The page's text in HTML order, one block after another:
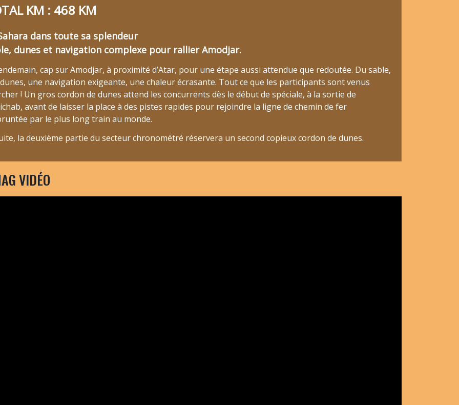
KM : 468 KM
dans toute sa splendeur
dunes et navigation complexe pour rallier Amodjar.
cap sur Amodjar, à proximité d’Atar, pour une étape aussi attendue que redoutée. Du sable,
une navigation exigeante, une chaleur écrasante. Tout ce que les participants sont venus
! Un gros cordon de dunes attend les concurrents dès le début de spéciale, à la sortie de
avant de laisser la place à des pistes rapides pour rejoindre la ligne de chemin de fer
par le plus long train au monde.
la deuxième partie du secteur chronométré réservera un second copieux cordon de dunes.
VIDÉO